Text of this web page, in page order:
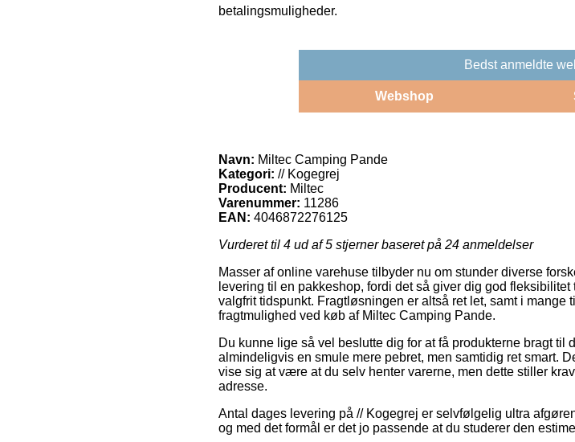
betalingsmuligheder.
Bedst anmeldte
Webshop
Navn: Miltec Camping Pande
Kategori: // Kogegrej
Producent: Miltec
Varenummer: 11286
EAN: 4046872276125
Vurderet til 4 ud af 5 stjerner baseret på 24 anmeldelser
Masser af online varehuse tilbyder nu om stunder diverse
levering til en pakkeshop, fordi det så giver dig god
valgfrit tidspunkt. Fragtløsningen er altså ret let, samt i
fragtmulighed ved køb af Miltec Camping Pande.
Du kunne lige så vel beslutte dig for at få produkterne bragt til
almindeligvis en smule mere pebret, men samtidig ret smart.
vise sig at være at du selv henter varerne, men dette stiller
adresse.
Antal dages levering på // Kogegrej er selvfølgelig ultra
og med det formål er det jo passende at du studerer den